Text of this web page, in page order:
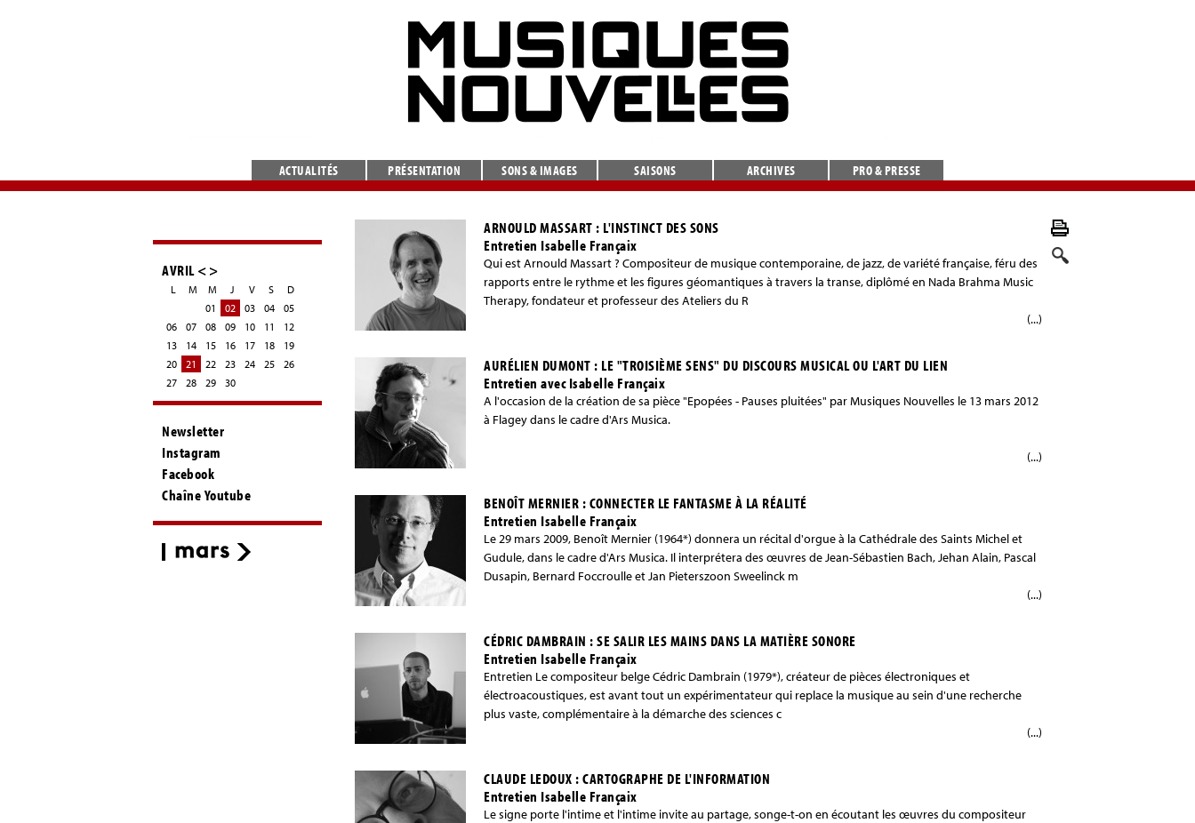
ACTUALITÉS PRÉSENTATION SONS & IMAGES SAISONS ARCHIVES PRO & PRESSE
AVRIL <>
L M M J V S
D
01
02 03 04
05
06
07 08 09 10 11
12
13
14 15 16 17 18
19
20
21 22 23 24 25
26
27
28 29 30
Newsletter
Instagram
Facebook
Chaîne Youtube
ARNOULD MASSART : L'INSTINCT DES SONS
Entretien Isabelle Françaix
Qui est Arnould Massart ? Compositeur de musique contemporaine, de jazz, de variété française, féru des
rapports entre le rythme et les figures géomantiques à travers la transe, diplômé en Nada Brahma Music
Therapy, fondateur et professeur des Ateliers du R
(...)
AURÉLIEN DUMONT : LE "TROISIÈME SENS" DU DISCOURS MUSICAL OU L'ART DU LIEN
Entretien avec Isabelle Françaix
A l'occasion de la création de sa pièce "Epopées - Pauses pluitées" par Musiques Nouvelles le 13 mars 2012
à Flagey dans le cadre d'Ars Musica.
(...)
BENOÎT MERNIER : CONNECTER LE FANTASME À LA RÉALITÉ
Entretien Isabelle Françaix
Le 29 mars 2009, Benoît Mernier (1964*) donnera un récital d'orgue à la Cathédrale des Saints Michel et
Gudule, dans le cadre d'Ars Musica. Il interprétera des œuvres de Jean-Sébastien Bach, Jehan Alain, Pascal
Dusapin, Bernard Foccroulle et Jan Pieterszoon Sweelinck m
(...)
CÉDRIC DAMBRAIN : SE SALIR LES MAINS DANS LA MATIÈRE SONORE
Entretien Isabelle Françaix
Entretien Le compositeur belge Cédric Dambrain (1979*), créateur de pièces électroniques et
électroacoustiques, est avant tout un expérimentateur qui replace la musique au sein d'une recherche
plus vaste, complémentaire à la démarche des sciences c
(...)
CLAUDE LEDOUX : CARTOGRAPHE DE L'INFORMATION
Entretien Isabelle Françaix
Le signe porte l'intime et l'intime invite au partage, songe-t-on en écoutant les œuvres du compositeur